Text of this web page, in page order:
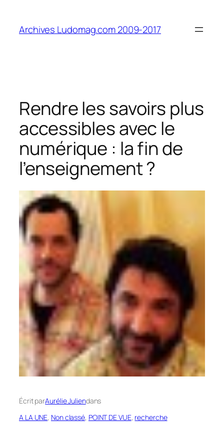
contenu
Archives Ludomag.com 2009-2017
Rendre les savoirs plus
accessibles avec le
numérique : la fin de
l’enseignement ?
Écrit parAurélie Juliendans
A LA UNE, Non classé, POINT DE VUE, recherche